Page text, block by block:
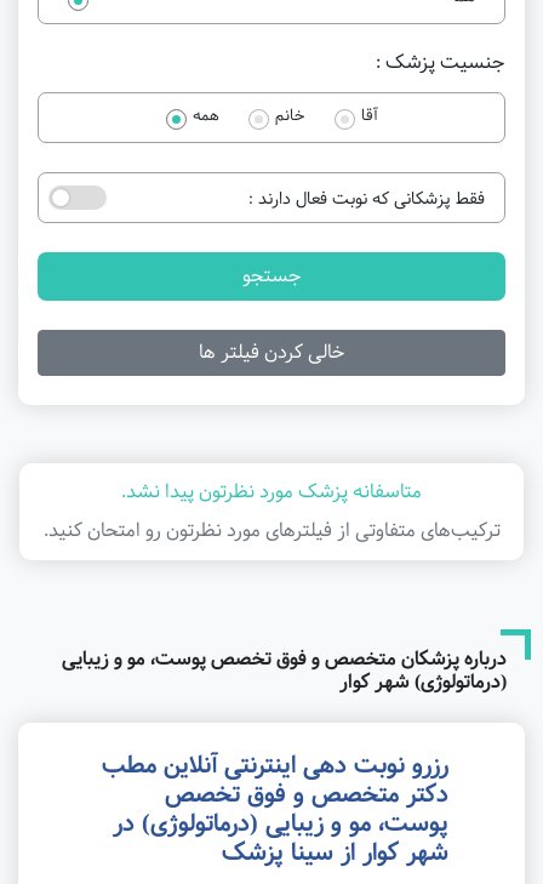
جنسیت پزشک :
آقا خانم همه
فقط پزشکانی که نوبت فعال دارند :
جستجو
خالی کردن فیلتر ها
متاسفانه پزشک مورد نظرتون پیدا نشد.
ترکیب‌های متفاوتی از فیلتر‌های مورد نظرتون رو امتحان کنید.
درباره پزشکان متخصص و فوق تخصص پوست، مو و زیبایی
(درماتولوژی) شهر کوار
رزرو نوبت دهی اینترنتی آنلاین مطب
دکتر متخصص و فوق تخصص
پوست، مو و زیبایی (درماتولوژی) در
شهر کوار از سینا پزشک